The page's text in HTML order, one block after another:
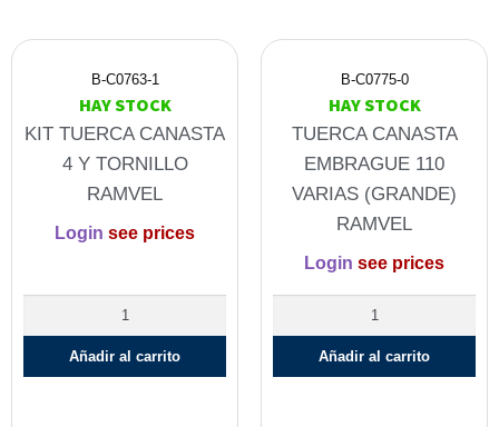
B-C0763-1
HAY STOCK
KIT TUERCA CANASTA
4 Y TORNILLO
RAMVEL
Login see prices
Añadir al carrito
B-C0775-0
HAY STOCK
TUERCA CANASTA
EMBRAGUE 110
VARIAS (GRANDE)
RAMVEL
Login see prices
Añadir al carrito